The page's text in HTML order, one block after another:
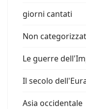
giorni cantati
Non
Le guerre
Il secolo
Asia occidentale